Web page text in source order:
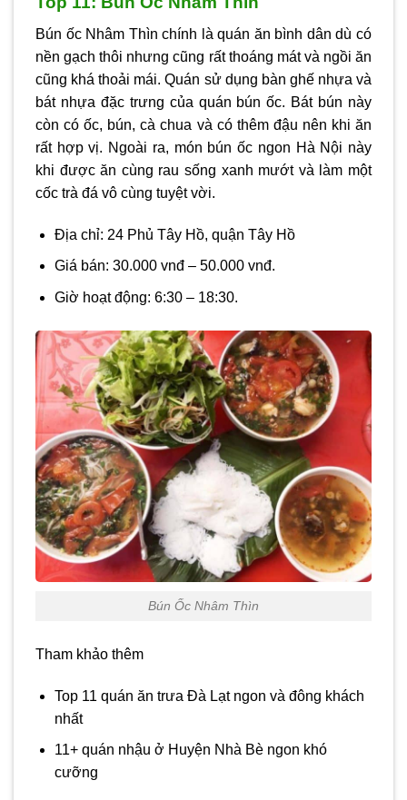
Bún ốc Nhâm Thìn chính là quán ăn bình dân dù có
nền gạch thôi nhưng cũng rất thoáng mát và ngồi ăn
cũng khá thoải mái. Quán sử dụng bàn ghế nhựa và
bát nhựa đặc trưng của quán bún ốc. Bát bún này
còn có ốc, bún, cà chua và có thêm đậu nên khi ăn
rất hợp vị. Ngoài ra, món bún ốc ngon Hà Nội này
khi được ăn cùng rau sống xanh mướt và làm một
cốc trà đá vô cùng tuyệt vời.
Địa chỉ: 24 Phủ Tây Hồ, quận Tây Hồ
Giá bán: 30.000 vnđ – 50.000 vnđ.
Giờ hoạt động: 6:30 – 18:30.
Bún Ốc Nhâm Thìn
Tham khảo thêm
Top 11 quán ăn trưa Đà Lạt ngon và đông khách
nhất
11+ quán nhậu ở Huyện Nhà Bè ngon khó
cưỡng